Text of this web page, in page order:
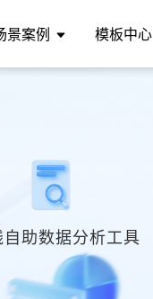
景案例 模板中心
助数据分析工具